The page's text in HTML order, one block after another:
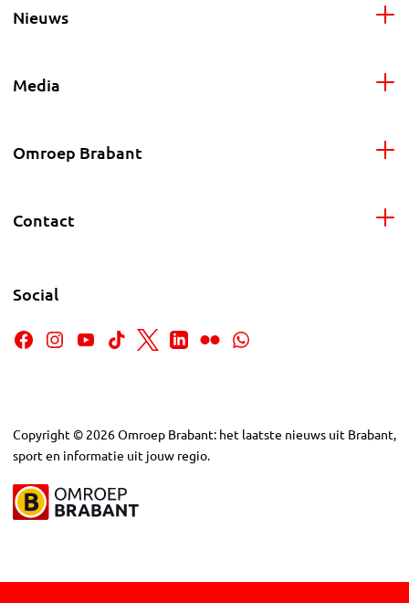
Nieuws
Media
Omroep Brabant
Contact
Social
Copyright © 2026Omroep Brabant: het laatste nieuws uit Brabant,
sport en informatie uit jouw regio.